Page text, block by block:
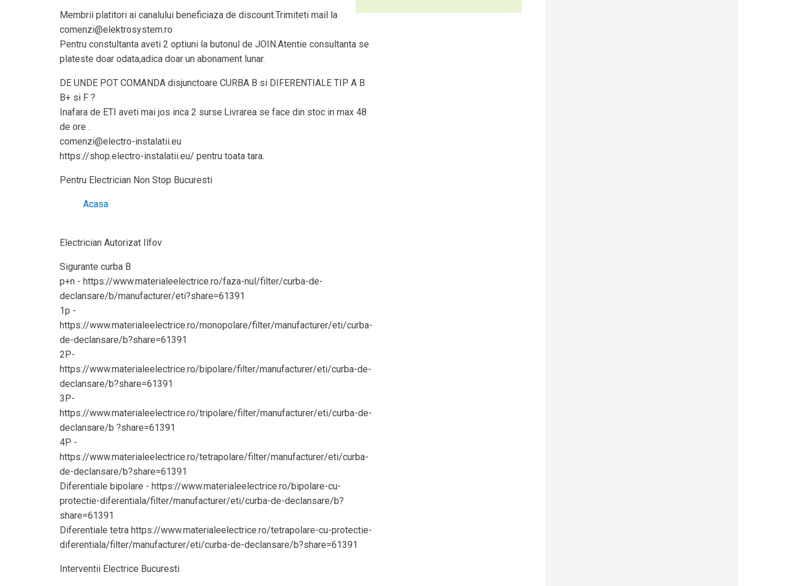
Membrii platitori ai canalului beneficiaza de discount.Trimiteti mail la
comenzi@elektrosystem.ro
Pentru constultanta aveti 2 optiuni la butonul de JOIN.Atentie consultanta se
plateste doar odata,adica doar un abonament lunar.
DE UNDE POT COMANDA disjunctoare CURBA B si DIFERENTIALE TIP A B
B+ si F ?
Inafara de ETI aveti mai jos inca 2 surse.Livrarea se face din stoc in max 48
de ore .
comenzi@electro-instalatii.eu
https://shop.electro-instalatii.eu/ pentru toata tara.
Pentru Electrician Non Stop Bucuresti
Acasa
Electrician Autorizat Ilfov
Sigurante curba B
p+n - https://www.materialeelectrice.ro/faza-nul/filter/curba-de-
declansare/b/manufacturer/eti?share=61391
1p -
https://www.materialeelectrice.ro/monopolare/filter/manufacturer/eti/curba-
de-declansare/b?share=61391
2P-
https://www.materialeelectrice.ro/bipolare/filter/manufacturer/eti/curba-de-
declansare/b?share=61391
3P-
https://www.materialeelectrice.ro/tripolare/filter/manufacturer/eti/curba-de-
declansare/b ?share=61391
4P -
https://www.materialeelectrice.ro/tetrapolare/filter/manufacturer/eti/curba-
de-declansare/b?share=61391
Diferentiale bipolare - https://www.materialeelectrice.ro/bipolare-cu-
protectie-diferentiala/filter/manufacturer/eti/curba-de-declansare/b?
share=61391
Diferentiale tetra https://www.materialeelectrice.ro/tetrapolare-cu-protectie-
diferentiala/filter/manufacturer/eti/curba-de-declansare/b?share=61391
Interventii Electrice Bucuresti